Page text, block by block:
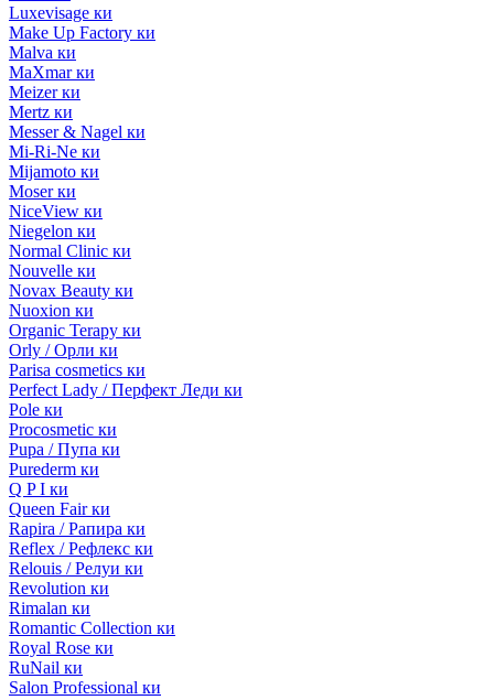
Luxevisage ки
Make Up Factory ки
Malva ки
MaXmar ки
Meizer ки
Mertz ки
Messer & Nagel ки
Mi-Ri-Ne ки
Mijamoto ки
Moser ки
NiceView ки
Niegelon ки
Normal Clinic ки
Nouvelle ки
Novax Beauty ки
Nuoxion ки
Organic Terapy ки
Orly / Орли ки
Parisa cosmetics ки
Perfect Lady / Перфект Леди ки
Pole ки
Procosmetic ки
Pupa / Пупа ки
Purederm ки
Q P I ки
Queen Fair ки
Rapira / Рапира ки
Reflex / Рефлекс ки
Relouis / Релуи ки
Revolution ки
Rimalan ки
Romantic Collection ки
Royal Rose ки
RuNail ки
Salon Professional ки